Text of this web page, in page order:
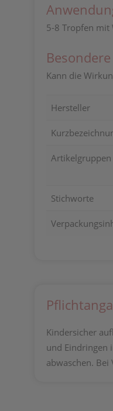
5-8 Tropfen mit
Kann die
Hersteller
Artikelgruppen
Stichworte
Kindersicher
und Eindringen
abwaschen.